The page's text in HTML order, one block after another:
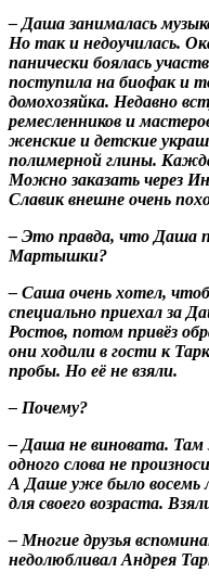
– Даша занималась
Но так и недоучилась.
панически боялась
поступила на биофак и
домохозяйка. Недавно
ремесленников и
женские и детские
полимерной глины.
Можно заказать через
Славик внешне очень
– Это правда, что Даша
Мартышки?
– Саша очень хотел,
специально приехал за
Ростов, потом привёз
они ходили в гости к
пробы. Но её не взяли.
– Почему?
– Даша не виновата. Там
одного слова не
А Даше уже было восемь
для своего возраста.
– Многие друзья
недолюбливал Андрея